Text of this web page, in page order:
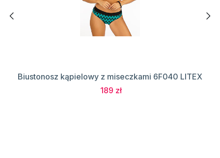
Biustonosz kąpielowy z miseczkami 6F040 LITEX
189 zł